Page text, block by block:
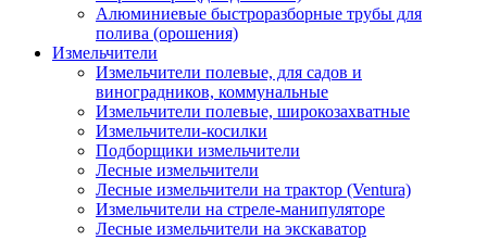
Алюминиевые быстроразборные трубы для
полива (орошения)
Измельчители
Измельчители полевые, для садов и
виноградников, коммунальные
Измельчители полевые, широкозахватные
Измельчители-косилки
Подборщики измельчители
Лесные измельчители
Лесные измельчители на трактор (Ventura)
Измельчители на стреле-манипуляторе
Лесные измельчители на экскаватор